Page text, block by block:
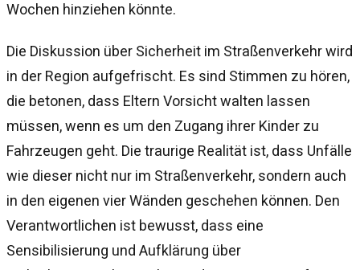
Wochen hinziehen könnte.
Die Diskussion über Sicherheit im Straßenverkehr wird
in der Region aufgefrischt. Es sind Stimmen zu hören,
die betonen, dass Eltern Vorsicht walten lassen
müssen, wenn es um den Zugang ihrer Kinder zu
Fahrzeugen geht. Die traurige Realität ist, dass Unfälle
wie dieser nicht nur im Straßenverkehr, sondern auch
in den eigenen vier Wänden geschehen können. Den
Verantwortlichen ist bewusst, dass eine
Sensibilisierung und Aufklärung über